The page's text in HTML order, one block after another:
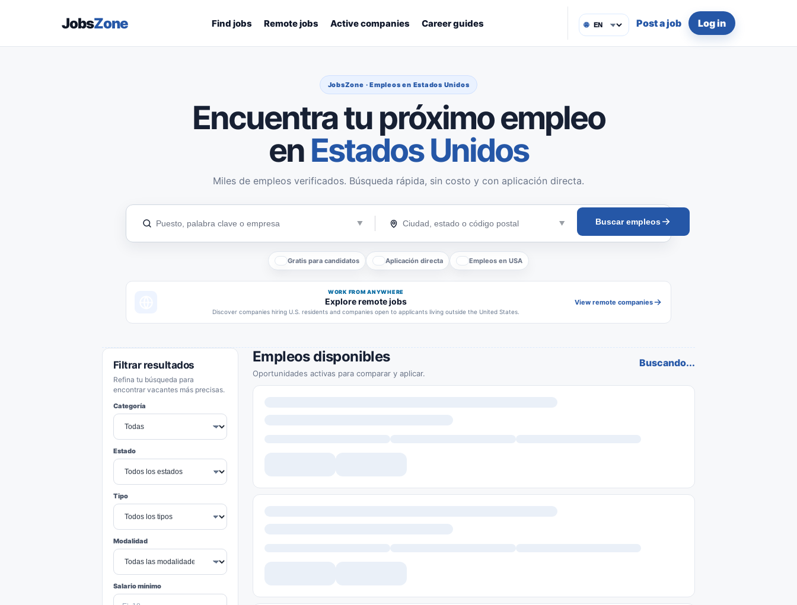
JobsZone Find jobs Remote jobs Active companies Career guides 🌐 Post a job Log in
JobsZone · Empleos en Estados Unidos
Encuentra tu próximo empleo
en Estados Unidos
Miles de empleos verificados. Búsqueda rápida, sin costo y con aplicación directa.
Buscar empleos
Gratis para candidatos Aplicación directa Empleos en USA
WORK FROM ANYWHERE
Explore remote jobs
Discover companies hiring U.S. residents and companies open to applicants living outside the United States.
View remote companies
Filtrar resultados
Refina tu búsqueda para
encontrar vacantes más precisas.
Categoría
Estado
Tipo
Modalidad
Salario mínimo
Empleos disponibles
Oportunidades activas para comparar y aplicar.
Buscando...